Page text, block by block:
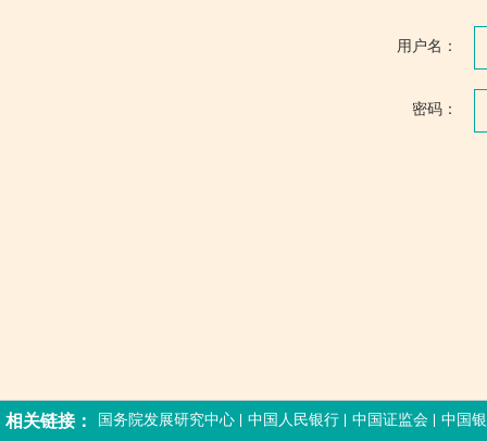
用户名：
密码：
相关链接： 国务院发展研究中心 中国人民银行 中国证监会 中国